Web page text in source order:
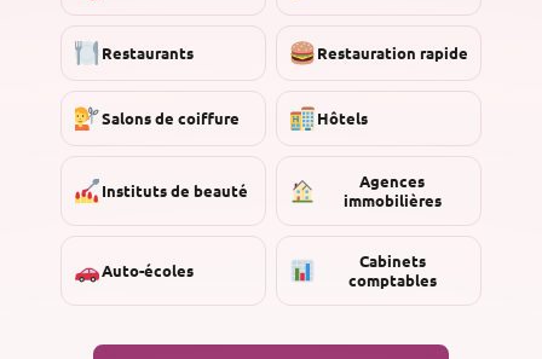
Restaurants Restauration rapide
Salons de coiffure Hôtels
Instituts de beauté
Agences
immobilières
Auto-écoles
Cabinets
comptables